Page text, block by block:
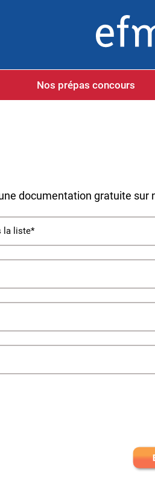
Nos prépas concours
documentation gratuite sur
la liste*